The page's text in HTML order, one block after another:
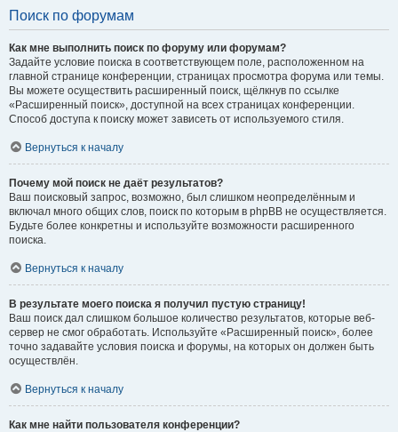
Поиск по форумам
Как мне выполнить поиск по форуму или форумам?
Задайте условие поиска в соответствующем поле, расположенном на
главной странице конференции, страницах просмотра форума или темы.
Вы можете осуществить расширенный поиск, щёлкнув по ссылке
«Расширенный поиск», доступной на всех страницах конференции.
Способ доступа к поиску может зависеть от используемого стиля.
Вернуться к началу
Почему мой поиск не даёт результатов?
Ваш поисковый запрос, возможно, был слишком неопределённым и
включал много общих слов, поиск по которым в phpBB не осуществляется.
Будьте более конкретны и используйте возможности расширенного
поиска.
Вернуться к началу
В результате моего поиска я получил пустую страницу!
Ваш поиск дал слишком большое количество результатов, которые веб-
сервер не смог обработать. Используйте «Расширенный поиск», более
точно задавайте условия поиска и форумы, на которых он должен быть
осуществлён.
Вернуться к началу
Как мне найти пользователя конференции?